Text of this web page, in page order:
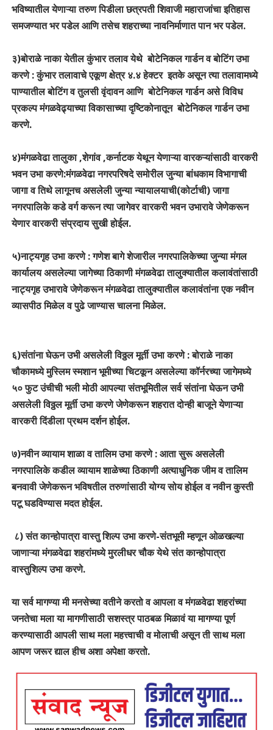
भविष्यातील येणाऱ्या तरुण पिडीला छत्रपती शिवाजी महाराजांचा इतिहास
समजण्यात भर पडेल आणि तसेच शहराच्या नावनिर्माणात पान भर पडेल.
३)बोराळे नाका येतील कुंभार तलाव येथे बोटेनिकल गार्डन व बोटिंग उभा
करणे : कुंभार तलावाचे एकूण क्षेत्र ४.४ हेक्टर इतके असून त्या तलावामध्ये
पाण्यातील बोटिंग व तुलसी वृंदावन आणि बोटेनिकल गार्डन असे विविध
प्रकल्प मंगळवेढ्याच्या विकासाच्या दृष्टिकोनातून बोटेनिकल गार्डन उभा
करणे.
४)मंगळवेढा तालुका ,शेगांव ,कर्नाटक येथून येणाऱ्या वारकऱ्यांसाठी वारकरी
भवन उभा करणे:मंगळवेढा नगरपरिषदे समोरील जुन्या बांधकाम विभागाची
जागा व तिथे लागूनच असलेली जुन्या न्यायालयाची(कोर्टाची) जागा
नगरपालिके कडे वर्ग करून त्या जागेवर वारकरी भवन उभारावे जेणेकरून
येणार वारकरी संप्रदाय सुखी होईल.
५)नाट्यगृह उभा करणे : गणेश बागे शेजारील नगरपालिकेच्या जुन्या मंगल
कार्यालय असलेल्या जागेच्या ठिकाणी मंगळवेढा तालुक्यातील कलावंतांसाठी
नाट्यगृह उभारावे जेणेकरून मंगळवेढा तालुक्यातील कलावंतांना एक नवीन
व्यासपीठ मिळेल व पुढे जाण्यास चालना मिळेल.
६)संतांना घेऊन उभी असलेली विठ्ठल मूर्ती उभा करणे : बोराळे नाका
चौकामध्ये मुस्लिम स्मशान भूमीच्या चिटकून असलेल्या कॉर्नरच्या जागेमध्ये
५० फुट उंचीची भली मोठी आपल्या संतभूमितील सर्व संतांना घेऊन उभी
असलेली विठ्ठल मूर्ती उभा करणे जेणेकरून शहरात दोन्ही बाजूने येणाऱ्या
वारकरी दिंडीला प्रथम दर्शन होईल.
७)नवीन व्यायाम शाळा व तालिम उभा करणे : आता सुरू असलेली
नगरपालिके कडील व्यायाम शाळेच्या ठिकाणी अत्याधुनिक जीम व तालिम
बनवावी जेणेकरून भविषतील तरुणांसाठी योग्य सोय होईल व नवीन कुस्ती
पटू घडविण्यास मदत होईल.
८) संत कान्होपात्रा वास्तु शिल्प उभा करणे-संतभूमी म्हणून ओळखल्या
जाणाऱ्या मंगळवेढा शहरांमध्ये मुरलीधर चौक येथे संत कान्होपात्रा
वास्तुशिल्प उभा करणे.
या सर्व मागण्या मी मनसेच्या वतीने करतो व आपला व मंगळवेढा शहरांच्या
जनतेचा मला या मागणीसाठी सशस्त्र पाठबळ मिळावं या मागण्या पूर्ण
करण्यासाठी आपली साथ मला महत्त्वाची व मोलाची असून ती साथ मला
आपण जरूर द्याल हीच अशा अपेक्षा करतो.